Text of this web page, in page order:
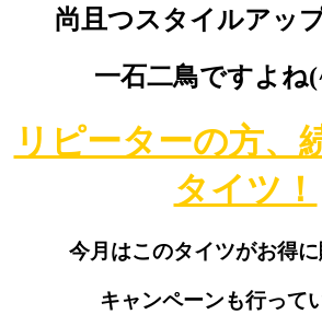
尚且つスタイルアッ
一石二鳥ですよね
リピーターの方、
タイツ！
今月はこのタイツがお得
キャンペーンも行って